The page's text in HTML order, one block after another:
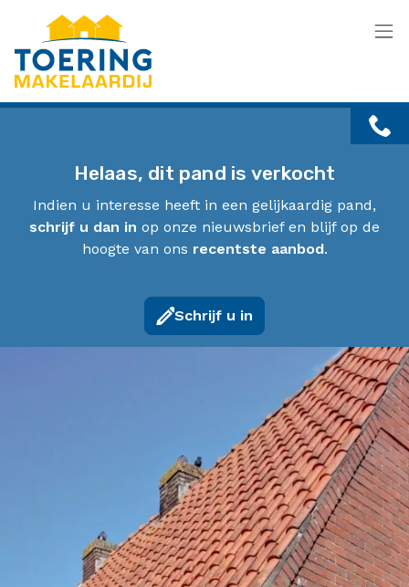
Menu overslaan en naar de inhoud gaan
Helaas, dit pand is verkocht
Indien u interesse heeft in een gelijkaardig pand,
schrijf u dan in op onze nieuwsbrief en blijf op de
hoogte van ons recentste aanbod.
Schrijf u in